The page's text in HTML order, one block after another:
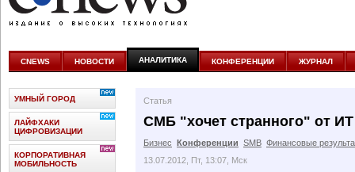
цифровизироваться со
скоростью крупных
корпораций
CNEWS НОВОСТИ АНАЛИТИКА КОНФЕРЕНЦИИ ЖУРНАЛ
Статья
СМБ "хочет странного" от ИТ
Бизнес Конференции SMB Финансовые
13.07.2012, Пт, 13:07, Мск
УМНЫЙ ГОРОД
ЛАЙФХАКИ
ЦИФРОВИЗАЦИИ
КОРПОРАТИВНАЯ
МОБИЛЬНОСТЬ